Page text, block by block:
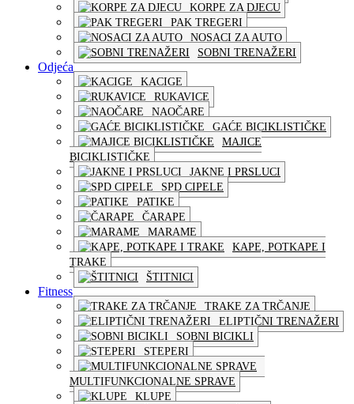
KORPE ZA DJECU
PAK TREGERI
NOSACI ZA AUTO
SOBNI TRENAŽERI
Odjeća
KACIGE
RUKAVICE
NAOČARE
GAĆE BICIKLISTIČKE
MAJICE
BICIKLISTIČKE
JAKNE I PRSLUCI
SPD CIPELE
PATIKE
ČARAPE
MARAME
KAPE, POTKAPE I
TRAKE
ŠTITNICI
Fitness
TRAKE ZA TRČANJE
ELIPTIČNI TRENAŽERI
SOBNI BICIKLI
STEPERI
MULTIFUNKCIONALNE SPRAVE
KLUPE